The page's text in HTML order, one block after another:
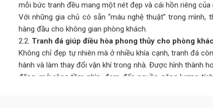
mỗi bức tranh đều mang một nét đẹp và cái hồn riêng của
Với những gia chủ có sẵn “máu nghệ thuật” trong
hàng đầu cho không gian phòng khách.
2.2. Tranh đá giúp điều hòa phong thủy cho phòng
Không chỉ đẹp tự nhiên mà ở nhiều khía cạnh, tranh đá
hành và làm thay đổi vận khí trong nhà. Được hình thành
đãng, mở rộng tầm nhìn, đem đến nguồn năng lượng